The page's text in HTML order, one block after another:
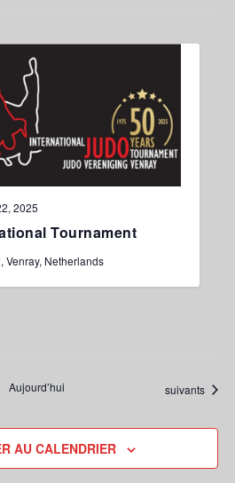
Tournament
2025
Venray, Netherlands
Aujourd’hui Évènements
suivants
AU CALENDRIER